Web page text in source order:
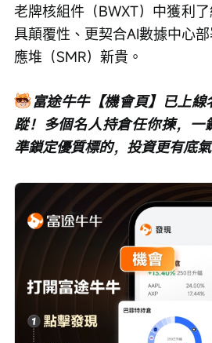
老牌核組件（BWXT）中獲利
具顛覆性、更契合AI數據中心
應堆（SMR）新貴。
富途牛牛【機會頁】已上
蹤！多個名人持倉任你揀，一
準鎖定優質標的，投資更有底氣